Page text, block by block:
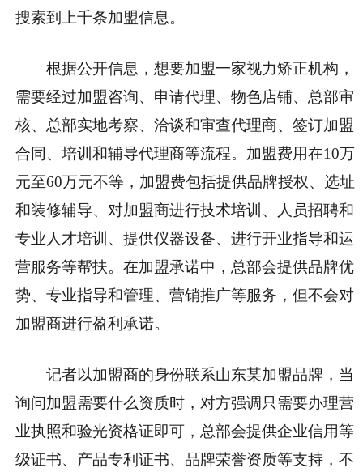
搜索到上千条加盟信息。
根据公开信息，想要加盟一家视力矫正机构，
需要经过加盟咨询、申请代理、物色店铺、总部审
核、总部实地考察、洽谈和审查代理商、签订加盟
合同、培训和辅导代理商等流程。加盟费用在10万
元至60万元不等，加盟费包括提供品牌授权、选址
和装修辅导、对加盟商进行技术培训、人员招聘和
专业人才培训、提供仪器设备、进行开业指导和运
营服务等帮扶。在加盟承诺中，总部会提供品牌优
势、专业指导和管理、营销推广等服务，但不会对
加盟商进行盈利承诺。
记者以加盟商的身份联系山东某加盟品牌，当
询问加盟需要什么资质时，对方强调只需要办理营
业执照和验光资格证即可，总部会提供企业信用等
级证书、产品专利证书、品牌荣誉资质等支持，不